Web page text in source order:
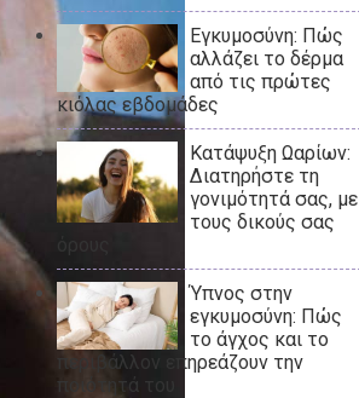
Εγκυμοσύνη: Πώς
αλλάζει το δέρμα
από τις πρώτες
κιόλας εβδομάδες
Κατάψυξη Ωαρίων:
Διατηρήστε τη
γονιμότητά σας, με
τους δικούς σας
Ύπνος στην
εγκυμοσύνη: Πώς
το άγχος και το
περιβάλλον επηρεάζουν την
ποιότητά του